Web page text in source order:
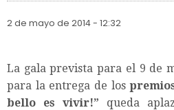
2 de mayo de 2014 - 12:32
La gala prevista para el 9 de
para la entrega de los
bello es vivir!” queda